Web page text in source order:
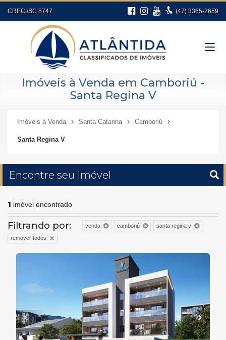
CRECI/SC 8747 (47) 3365-2659
Imóveis à Venda em Camboriú -
Santa Regina V
Imóveis à Venda Santa Catarina Camboriú
Santa Regina V
Encontre seu Imóvel
1 imóvel encontrado
Filtrando por: venda camboriú
santa regina v
remover todos